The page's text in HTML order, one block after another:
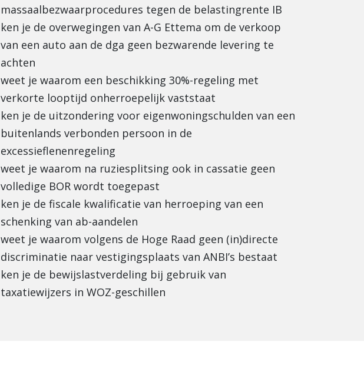
massaalbezwaarprocedures tegen de belastingrente IB
ken je de overwegingen van A-G Ettema om de verkoop
van een auto aan de dga geen bezwarende levering te
achten
weet je waarom een beschikking 30%-regeling met
verkorte looptijd onherroepelijk vaststaat
ken je de uitzondering voor eigenwoningschulden van een
buitenlands verbonden persoon in de
excessieflenenregeling
weet je waarom na ruziesplitsing ook in cassatie geen
volledige BOR wordt toegepast
ken je de fiscale kwalificatie van herroeping van een
schenking van ab-aandelen
weet je waarom volgens de Hoge Raad geen (in)directe
discriminatie naar vestigingsplaats van ANBI’s bestaat
ken je de bewijslastverdeling bij gebruik van
taxatiewijzers in WOZ-geschillen